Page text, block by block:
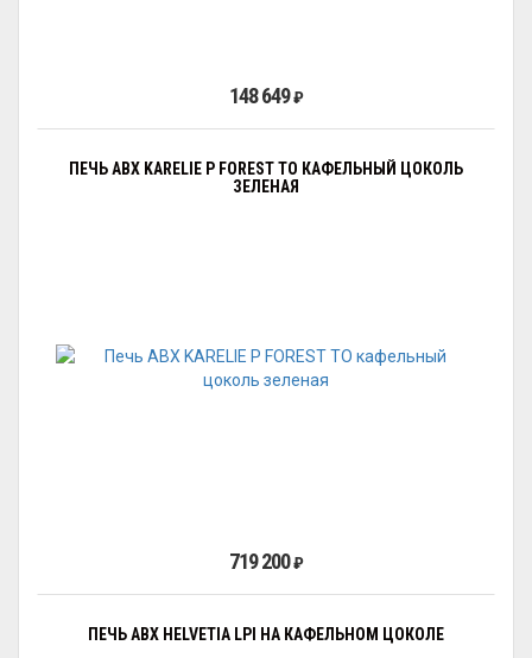
148 649₽
ПЕЧЬ ABX KARELIE P FOREST ТО КАФЕЛЬНЫЙ ЦОКОЛЬ
ЗЕЛЕНАЯ
719 200₽
ПЕЧЬ ABX HELVETIA LPI НА КАФЕЛЬНОМ ЦОКОЛЕ